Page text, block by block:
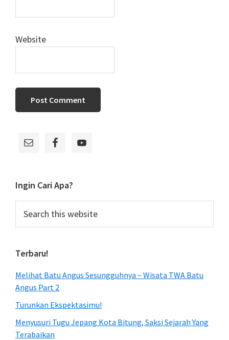
Website
Primary
Ingin Cari Apa?
this
Terbaru!
Melihat Batu Angus Sesungguhnya – Wisata TWA Batu
Angus Part 2
Turunkan Ekspektasimu!
Menyusuri Tugu Jepang Kota Bitung, Saksi Sejarah Yang
Terabaikan